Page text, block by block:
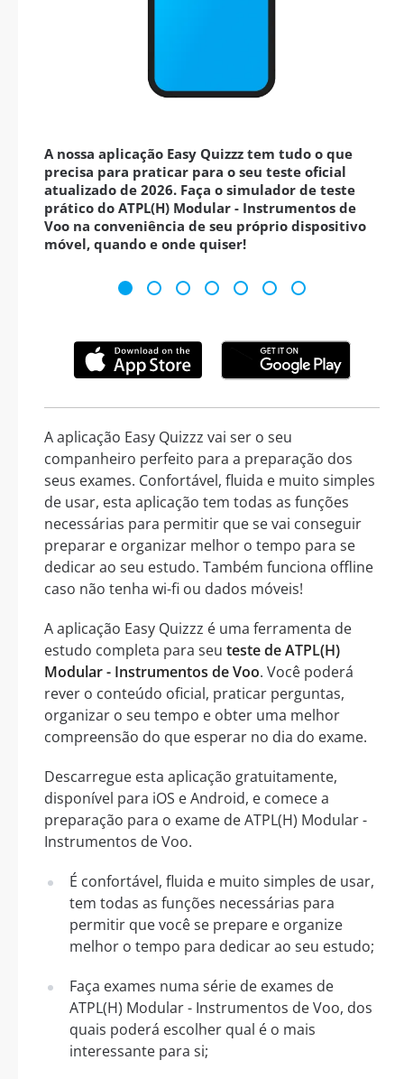
A nossa aplicação Easy Quizzz tem tudo o que
precisa para praticar para o seu teste oficial
atualizado de 2026. Faça o simulador de teste
prático do ATPL(H) Modular - Instrumentos de
Voo na conveniência de seu próprio dispositivo
móvel, quando e onde quiser!
A aplicação Easy Quizzz vai ser o seu
companheiro perfeito para a preparação dos
seus exames. Confortável, fluida e muito simples
de usar, esta aplicação tem todas as funções
necessárias para permitir que se vai conseguir
preparar e organizar melhor o tempo para se
dedicar ao seu estudo. Também funciona offline
caso não tenha wi-fi ou dados móveis!
A aplicação Easy Quizzz é uma ferramenta de
estudo completa para seu teste de ATPL(H)
Modular - Instrumentos de Voo. Você poderá
rever o conteúdo oficial, praticar perguntas,
organizar o seu tempo e obter uma melhor
compreensão do que esperar no dia do exame.
Descarregue esta aplicação gratuitamente,
disponível para iOS e Android, e comece a
preparação para o exame de ATPL(H) Modular -
Instrumentos de Voo.
É confortável, fluida e muito simples de usar,
tem todas as funções necessárias para
permitir que você se prepare e organize
melhor o tempo para dedicar ao seu estudo;
Faça exames numa série de exames de
ATPL(H) Modular - Instrumentos de Voo, dos
quais poderá escolher qual é o mais
interessante para si;